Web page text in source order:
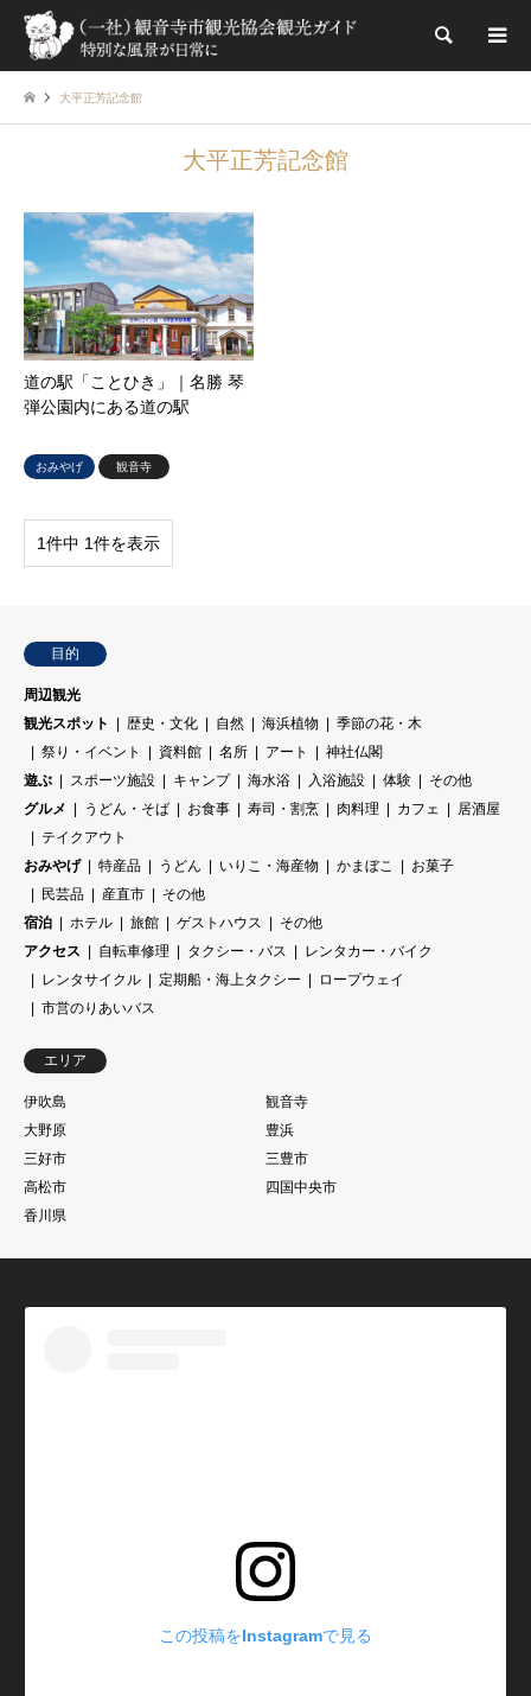
検索
大平正芳記念館
大平正芳記念館
道の駅「ことひき」｜名勝 琴
弾公園内にある道の駅
おみやげ 観音寺
1件中 1件を表示
目的
周辺観光
観光スポット
歴史・文化 自然 海浜植物
季節の花・木
祭り・イベント
資料館 名所 アート
神社仏閣
遊ぶ
スポーツ施設 キャンプ 海水浴 入浴施設 体験
その他
グルメ
うどん・そば お食事 寿司・割烹 肉料理 カフェ
居酒屋
テイクアウト
おみやげ
特産品 うどん いりこ・海産物 かまぼこ
お菓子
民芸品
産直市
その他
宿泊
ホテル 旅館 ゲストハウス
その他
アクセス
自転車修理 タクシー・バス
レンタカー・バイク
レンタサイクル
定期船・海上タクシー
ロープウェイ
市営のりあいバス
エリア
伊吹島
観音寺
大野原
豊浜
三好市
三豊市
高松市
四国中央市
香川県
この投稿をInstagramで見る